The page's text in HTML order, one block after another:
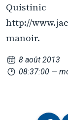
Quistinic
http://
manoir.
8 août 2013
08:37:00 —